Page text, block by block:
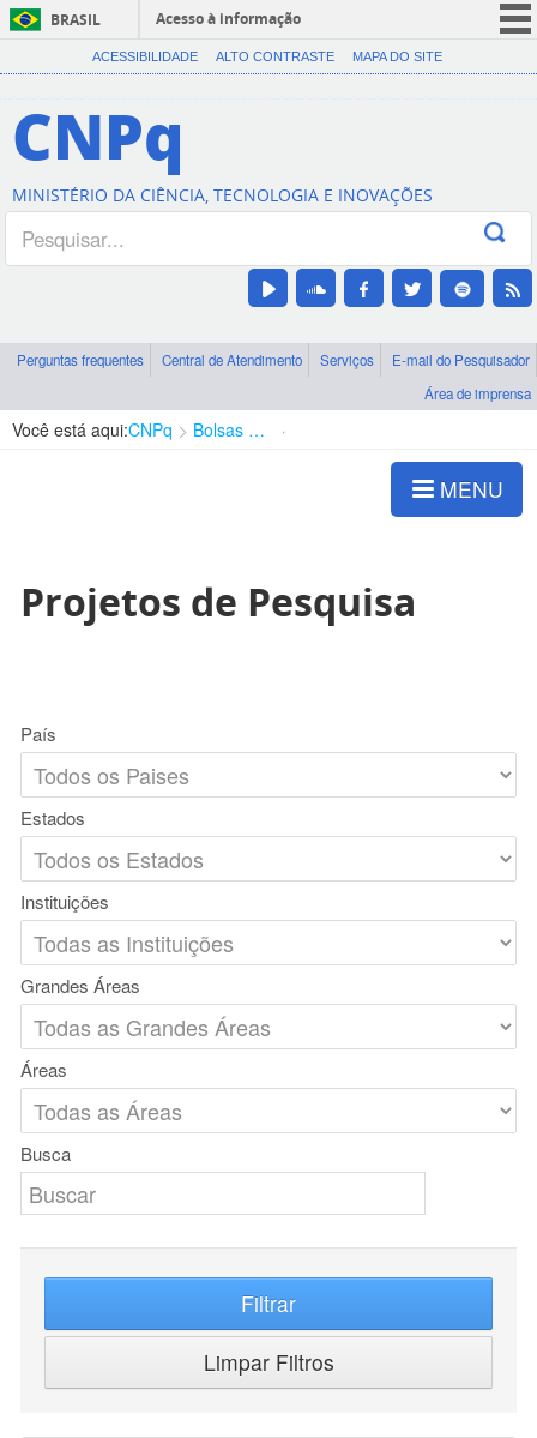
BRASIL
Acesso à informação
CORONAVÍRUS (COVID-19)
Canais
ACESSIBILIDADE ALTO CONTRASTE MAPA DO SITE
CNPq
MINISTÉRIO DA CIÊNCIA, TECNOLOGIA E INOVAÇÕES
Perguntas frequentes Central de Atendimento Serviços
E-mail do Pesquisador
Área de imprensa
Você está aqui:CNPq Bolsas e Auxílios Vigentes
MENU
Projetos de Pesquisa
País
Estados
Instituições
Grandes Áreas
Áreas
Busca
Filtrar
Limpar Filtros